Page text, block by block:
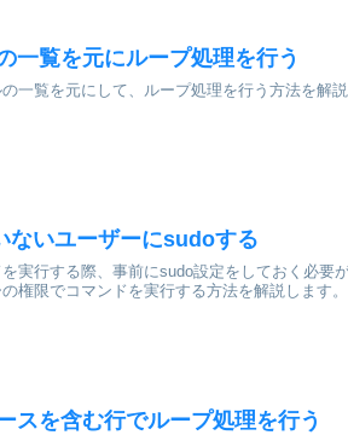
一覧を元にループ処理を行う
一覧を元にして、ループ処理を行う方法を解説
ないユーザーにsudoする
実行する際、事前にsudo設定をしておく必要
権限でコマンドを実行する方法を解説します。
スを含む行でループ処理を行う